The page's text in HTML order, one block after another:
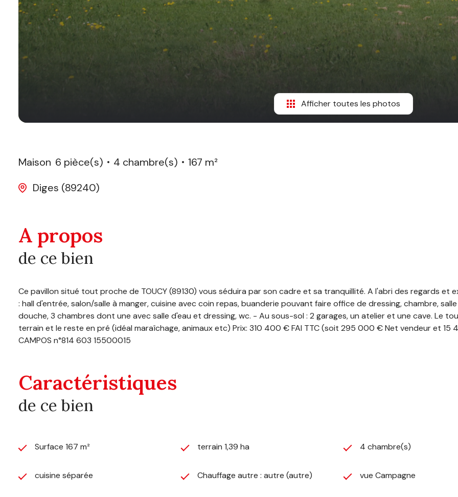
Afficher toutes les photos
Maison 6 pièce(s) 4 chambre(s)
167 m²
Diges (89240)
A propos
de ce bien
Ce pavillon situé tout proche de TOUCY (89130) vous séduira par son cadre et sa tranquillité. A l'abri des regards et
: hall d'entrée, salon/salle à manger, cuisine avec coin repas, buanderie pouvant faire office de dressing, chambre,
douche, 3 chambres dont une avec salle d'eau et dressing, wc. - Au sous-sol : 2 garages, un atelier et une cave. Le
terrain et le reste en pré (idéal maraîchage, animaux etc) Prix: 310 400 € FAI TTC (soit 295 000 € Net vendeur et
CAMPOS n°814 603 15500015
Caractéristiques
de ce bien
Surface 167 m² terrain 1,39 ha 4 chambre(s)
cuisine séparée Chauffage autre : autre (autre) vue Campagne